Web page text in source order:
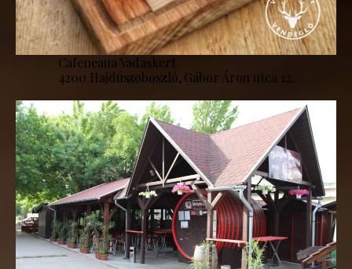
Cafeneaua Vadaskert
4200 Hajdúszoboszló, Gábor Áron utca 12.